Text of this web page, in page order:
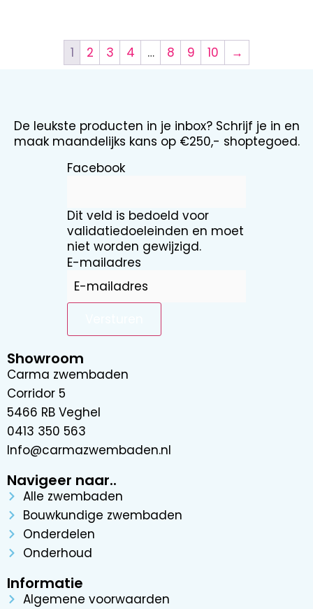
1 2 3 4 … 8 9 10 →
De leukste producten in je inbox? Schrijf je in en
maak maandelijks kans op €250,- shoptegoed.
Facebook
Dit veld is bedoeld voor
validatiedoeleinden en moet
niet worden gewijzigd.
E-mailadres
Showroom
Carma zwembaden
Corridor 5
5466 RB Veghel
0413 350 563
Info@carmazwembaden.nl
Navigeer naar..
Alle zwembaden
Bouwkundige zwembaden
Onderdelen
Onderhoud
Informatie
Algemene voorwaarden